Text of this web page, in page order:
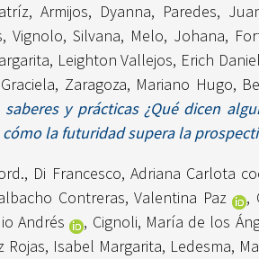
, Armijos, Dyanna, Paredes,
, Vignolo, Silvana, Melo, Johana,
, Leighton Vallejos, Erich
, Zaragoza, Mariano Hugo,
saberes y prácticas ¿Qué dicen
la futuridad supera la
, Di Francesco, Adriana Carlota
Contreras, Valentina Paz ,
Andrés , Cignoli, María de los
Rojas, Isabel Margarita, Ledesma,